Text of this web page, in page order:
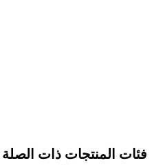
فئات المنتجات ذات الصلة